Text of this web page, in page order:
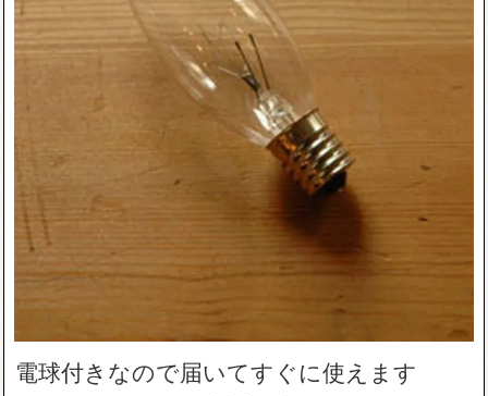
電球付きなので届いてすぐに使えます